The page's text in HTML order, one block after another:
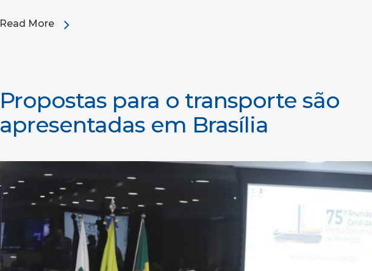
Read More
Propostas para o transporte são
apresentadas em Brasília